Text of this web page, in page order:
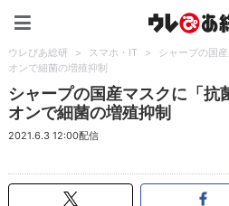
ウレぴあ総研 > スマホ・IT >
シャープの国
オンで細菌の増殖抑制
シャープの国産マスクに「抗
オンで細菌の増殖抑制
2021.6.3 12:00配信